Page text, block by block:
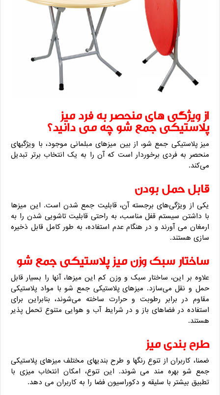
از ویژگی های منحصر به فرد میز
پلاستیکی جمع شو چه می دانید؟
میز پلاستیکی جمع شو، از بین میزهای مبلمانی موجود، با ویژگیهای
منحصر به فردی برخوردار است که آن را به یک انتخاب برتر تبدیل
می‌کند.
قابل حمل بودن
یکی از ویژگی‌های برجسته آن، قابلیت جمع‌ شدن است. این میزها
با داشتن سیستم قفل مناسب، به راحتی قابلیت تاشویی شدن را به
ارمغان می‌ آورند و در هنگام عدم استفاده، به طور کامل قابل ذخیره
سازی هستند.
ساختار سبک وزن میز پلاستیکی جمع شو
علاوه بر این، ساختار سبک و وزن کم این میزها، آنها را بسیار قابل
حمل و نقل می‌سازد. میزهای پلاستیکی جمع شو با مواد پلاستیکی
مقاوم در برابر رطوبت و حرارت ساخته می‌شوند، بنابراین برای
استفاده در فضاهای باز و در شرایط آب و هوایی متنوع تحمل پذیر
هستند.
طرح بندی میز
ضمنا، کاربران از تنوع رنگها و طرح‌ بندیهای مختلف میزهای پلاستیکی
جمع شو بهره‌ مند می‌ شوند. این تنوع، امکان انتخاب میزی با
تطبیق بیشتر با سلیقه و دکوراسیون فضا را به کاربران می‌ دهد.